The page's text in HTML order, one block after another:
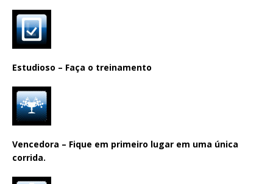
Estudioso – Faça o treinamento
Vencedora – Fique em primeiro lugar em uma única
corrida.